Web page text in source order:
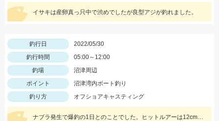
イサキは産卵真っ只中で渋めでしたが良型アジが釣れました。
釣行日
2022/05/30
釣行時間
05:00～12:00
釣場
沼津周辺
ポイント
沼津湾内ボート釣り
釣り方
オフショアキャスティング
ナブラ発生で爆釣の1日とのことでした。ヒットルアーは12cmのシンキングペンシル。 90㎝クラスの大型ブリ。おめでとうございます！